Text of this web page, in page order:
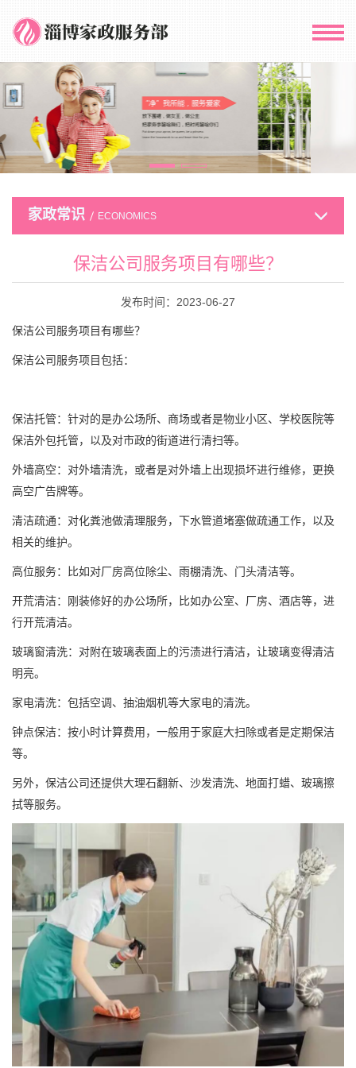
家政常识 ECONOMICS
保洁公司服务项目有哪些？
发布时间：2023-06-27
保洁公司服务项目有哪些？
保洁公司服务项目包括：
保洁托管：针对的是办公场所、商场或者是物业小区、学校医院等
保洁外包托管，以及对市政的街道进行清扫等。
外墙高空：对外墙清洗，或者是对外墙上出现损坏进行维修，更换
高空广告牌等。
清洁疏通：对化粪池做清理服务，下水管道堵塞做疏通工作，以及
相关的维护。
高位服务：比如对厂房高位除尘、雨棚清洗、门头清洁等。
开荒清洁：刚装修好的办公场所，比如办公室、厂房、酒店等，进
行开荒清洁。
玻璃窗清洗：对附在玻璃表面上的污渍进行清洁，让玻璃变得清洁
明亮。
家电清洗：包括空调、抽油烟机等大家电的清洗。
钟点保洁：按小时计算费用，一般用于家庭大扫除或者是定期保洁
等。
另外，保洁公司还提供大理石翻新、沙发清洗、地面打蜡、玻璃擦
拭等服务。